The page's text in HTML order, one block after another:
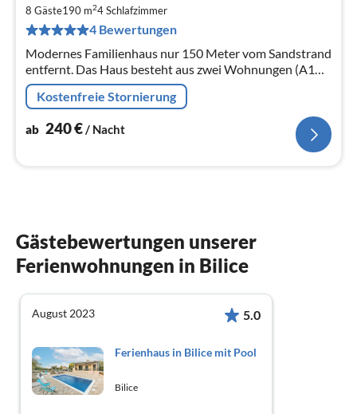
8 Gäste190 m24Schlafzimmer
4 Bewertungen
Modernes Familienhaus nur 150 Meter vom Sandstrand
entfernt. Das Haus besteht aus zwei Wohnungen (A1
100 m2 und A2 70 m2), die aber nur zusammen
gemietet werden können.
Kostenfreie Stornierung
ab 240€/ Nacht
Gästebewertungen unserer
Ferienwohnungen in Bilice
August 2023 5.0
Ferienhaus in Bilice mit Pool
Bilice